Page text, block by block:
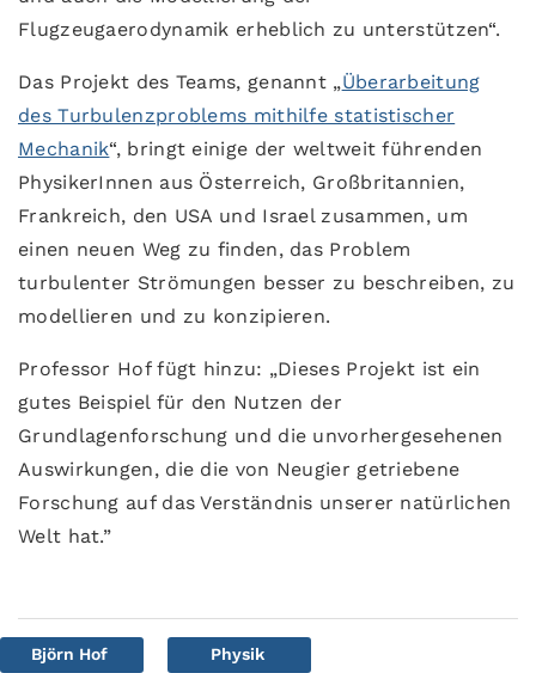
Flugzeugaerodynamik erheblich zu unterstützen“.
Das Projekt des Teams, genannt „Überarbeitung
des Turbulenzproblems mithilfe statistischer
Mechanik“, bringt einige der weltweit führenden
PhysikerInnen aus Österreich, Großbritannien,
Frankreich, den USA und Israel zusammen, um
einen neuen Weg zu finden, das Problem
turbulenter Strömungen besser zu beschreiben, zu
modellieren und zu konzipieren.
Professor Hof fügt hinzu: „Dieses Projekt ist ein
gutes Beispiel für den Nutzen der
Grundlagenforschung und die unvorhergesehenen
Auswirkungen, die die von Neugier getriebene
Forschung auf das Verständnis unserer natürlichen
Welt hat.”
Björn Hof Physik